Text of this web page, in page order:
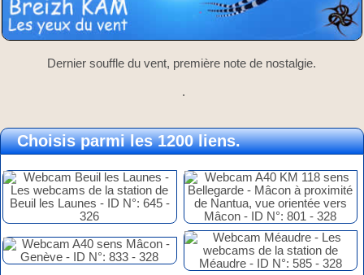
Dernier souffle du vent, première note de nostalgie.
.
Choisis parmi les 1200 liens.